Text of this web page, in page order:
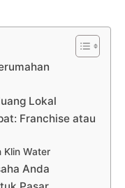
Lokal
Franchise atau
Klin Water
Anda